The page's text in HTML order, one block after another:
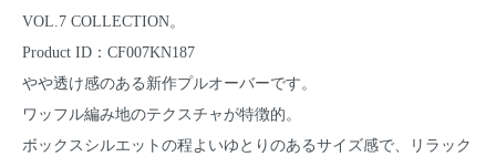
VOL.7 COLLECTION。
Product ID：CF007KN187
やや透け感のある新作プルオーバーです。
ワッフル編み地のテクスチャが特徴的。
ボックスシルエットの程よいゆとりのあるサイズ感で、リラック